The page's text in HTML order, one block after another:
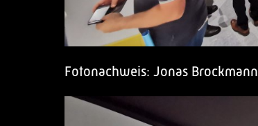
Fotonachweis: Jonas Brockmann